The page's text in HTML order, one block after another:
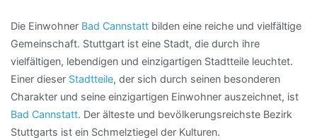
Die Einwohner Bad Cannstatt bilden eine reiche und vielfältige
Gemeinschaft. Stuttgart ist eine Stadt, die durch ihre
vielfältigen, lebendigen und einzigartigen Stadtteile leuchtet.
Einer dieser Stadtteile, der sich durch seinen besonderen
Charakter und seine einzigartigen Einwohner auszeichnet, ist
Bad Cannstatt. Der älteste und bevölkerungsreichste Bezirk
Stuttgarts ist ein Schmelztiegel der Kulturen.